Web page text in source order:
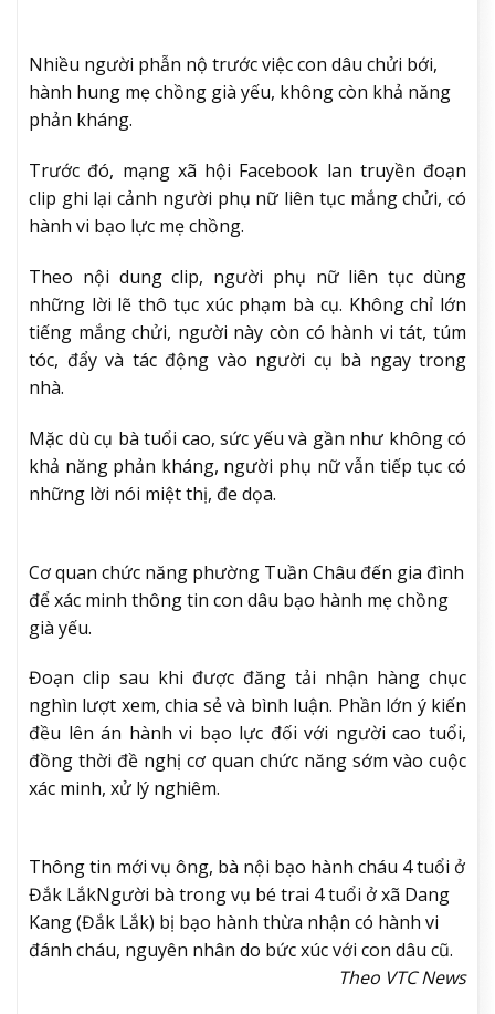
Nhiều người phẫn nộ trước việc con dâu chửi bới,
hành hung mẹ chồng già yếu, không còn khả năng
phản kháng.
Trước đó, mạng xã hội Facebook lan truyền đoạn
clip ghi lại cảnh người phụ nữ liên tục mắng chửi, có
hành vi bạo lực mẹ chồng.
Theo nội dung clip, người phụ nữ liên tục dùng
những lời lẽ thô tục xúc phạm bà cụ. Không chỉ lớn
tiếng mắng chửi, người này còn có hành vi tát, túm
tóc, đẩy và tác động vào người cụ bà ngay trong
nhà.
Mặc dù cụ bà tuổi cao, sức yếu và gần như không có
khả năng phản kháng, người phụ nữ vẫn tiếp tục có
những lời nói miệt thị, đe dọa.
Cơ quan chức năng phường Tuần Châu đến gia đình
để xác minh thông tin con dâu bạo hành mẹ chồng
già yếu.
Đoạn clip sau khi được đăng tải nhận hàng chục
nghìn lượt xem, chia sẻ và bình luận. Phần lớn ý kiến
đều lên án hành vi bạo lực đối với người cao tuổi,
đồng thời đề nghị cơ quan chức năng sớm vào cuộc
xác minh, xử lý nghiêm.
Thông tin mới vụ ông, bà nội bạo hành cháu 4 tuổi ở
Đắk LắkNgười bà trong vụ bé trai 4 tuổi ở xã Dang
Kang (Đắk Lắk) bị bạo hành thừa nhận có hành vi
đánh cháu, nguyên nhân do bức xúc với con dâu cũ.
Theo VTC News